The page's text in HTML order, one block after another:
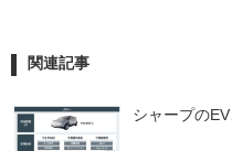
関連記事
シャープの